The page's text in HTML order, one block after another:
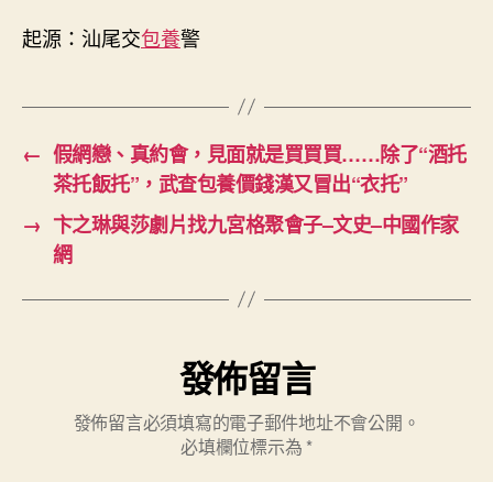
起源：汕尾交包養警
← 假網戀、真約會，見面就是買買買……除了“酒托
茶托飯托”，武查包養價錢漢又冒出“衣托”
→ 卞之琳與莎劇片找九宮格聚會子–文史–中國作家
網
發佈留言
發佈留言必須填寫的電子郵件地址不會公開。
必填欄位標示為 *